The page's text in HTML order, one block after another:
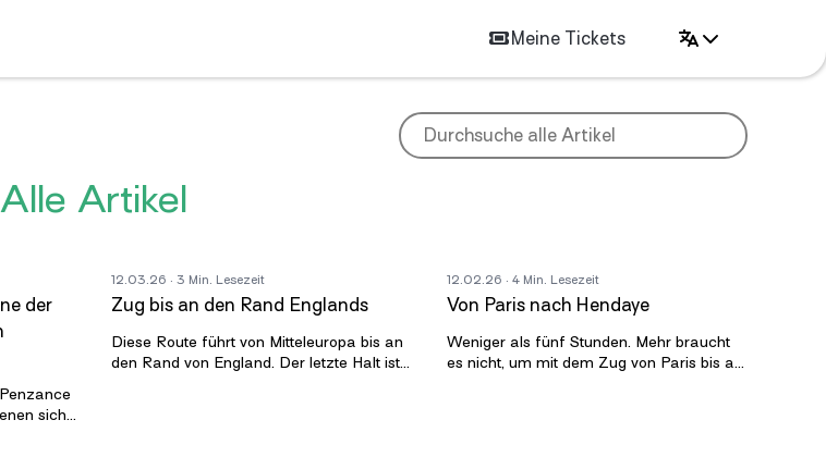
Meine Tickets
Alle Artikel
der
sich
12.03.26 · 3 Min. Lesezeit
Zug bis an den Rand Englands
Diese Route führt von Mitteleuropa bis an
den Rand von England. Der letzte Halt ist
12.02.26 · 4 Min. Lesezeit
Von Paris nach Hendaye
Weniger als fünf Stunden. Mehr braucht
es nicht, um mit dem Zug von Paris bis an